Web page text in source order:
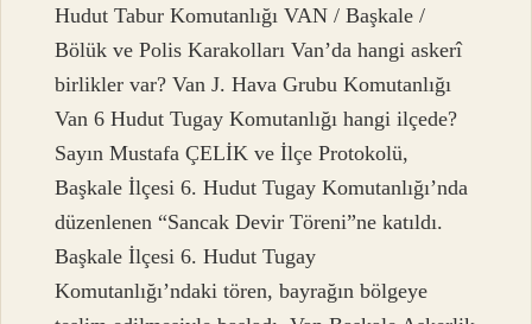
Hudut Tabur Komutanlığı VAN / Başkale /
Bölük ve Polis Karakolları Van’da hangi askerî
birlikler var? Van J. Hava Grubu Komutanlığı
Van 6 Hudut Tugay Komutanlığı hangi ilçede?
Sayın Mustafa ÇELİK ve İlçe Protokolü,
Başkale İlçesi 6. Hudut Tugay Komutanlığı’nda
düzenlenen “Sancak Devir Töreni”ne katıldı.
Başkale İlçesi 6. Hudut Tugay
Komutanlığı’ndaki tören, bayrağın bölgeye